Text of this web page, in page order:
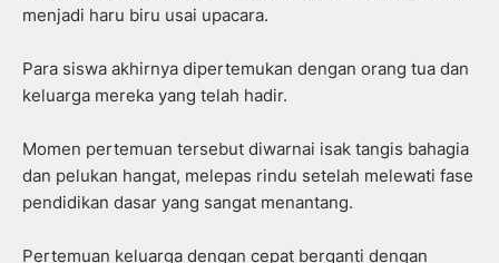
menjadi haru biru usai upacara.
Para siswa akhirnya dipertemukan dengan orang tua dan
keluarga mereka yang telah hadir.
Momen pertemuan tersebut diwarnai isak tangis bahagia
dan pelukan hangat, melepas rindu setelah melewati fase
pendidikan dasar yang sangat menantang.
Pertemuan keluarga dengan cepat berganti dengan